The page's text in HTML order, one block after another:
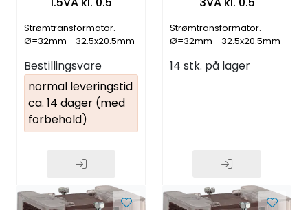
Strømtransformator.
Ø=32mm - 32.5x20.5mm
Bestillingsvare
normal leveringstid
ca. 14 dager (med
forbehold)
Strømtransformator.
Ø=32mm - 32.5x20.5mm
14 stk. på lager